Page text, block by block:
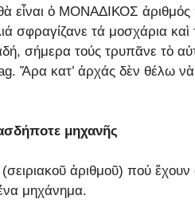
εἶναι ὁ ΜΟΝΑΔΙΚΟΣ ἀριθμός
σφραγίζανε τά μοσχάρια
σήμερα τούς τρυπᾶνε τὸ
Ἄρα κατ’ ἀρχάς δὲν θέλω νὰ
μηχανῆς
ἀριθμοῦ) πού ἔχουν
μηχάνημα.